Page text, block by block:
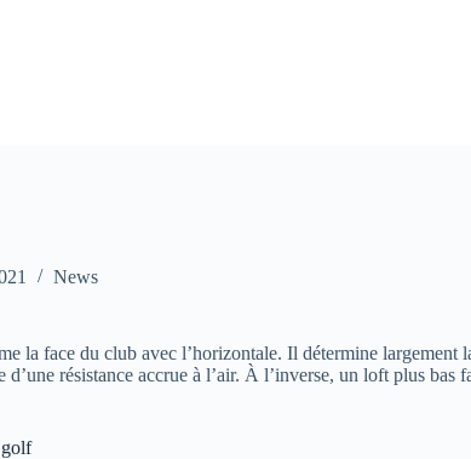
News
la face du club avec l’horizontale. Il détermine
d’une résistance accrue à l’air. À l’inverse, un loft plus